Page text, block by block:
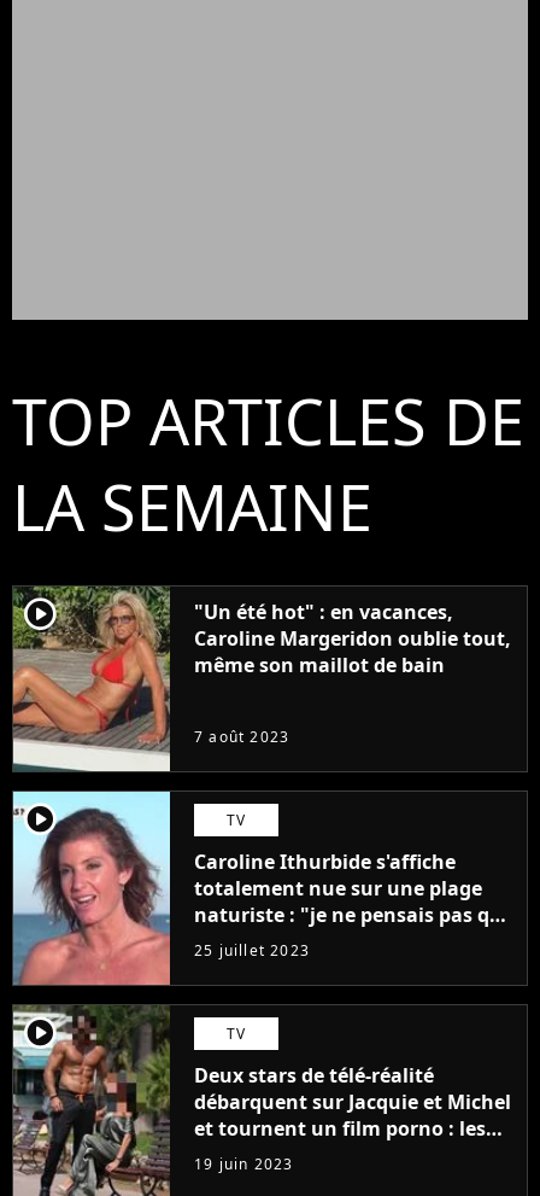
TOP ARTICLES DE
LA SEMAINE
player2
"Un été hot" : en vacances,
Caroline Margeridon oublie tout,
même son maillot de bain
7 août 2023
player2 TV
Caroline Ithurbide s'affiche
totalement nue sur une plage
naturiste : "je ne pensais pas que
j'arriverais à le faire..."
25 juillet 2023
player2 TV
Deux stars de télé-réalité
débarquent sur Jacquie et Michel
et tournent un film porno : les
premières images du tournage
(exclu)
19 juin 2023